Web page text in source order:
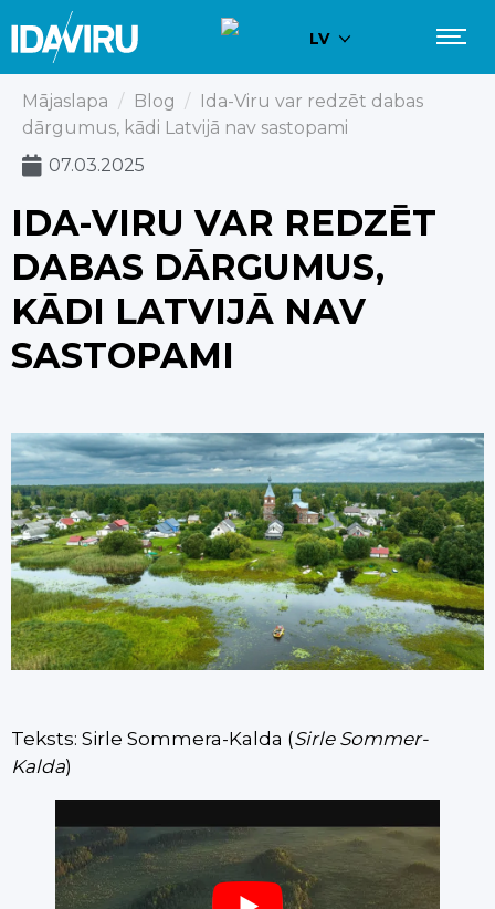
LV
Mājaslapa / Blog / Ida-Viru var redzēt dabas
dārgumus, kādi Latvijā nav sastopami
07.03.2025
IDA-VIRU VAR REDZĒT
DABAS DĀRGUMUS,
KĀDI LATVIJĀ NAV
SASTOPAMI
Teksts: Sirle Sommera-Kalda (Sirle Sommer-
Kalda)